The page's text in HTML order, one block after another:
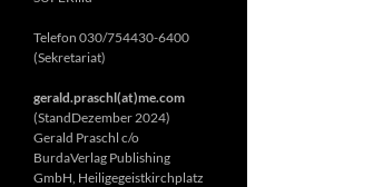
Telefon 030/754430-6400
(Sekretariat)
gerald.praschl(at)me.com
(StandDezember 2024)
Gerald Praschl c/o
BurdaVerlag Publishing
GmbH, Heiligegeistkirchplatz